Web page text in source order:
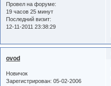
Провел на форуме:
19 часов 25 минут
Последний визит:
12-11-2011 23:38:29
ovod
Новичок
Зарегистрирован: 05-02-2006